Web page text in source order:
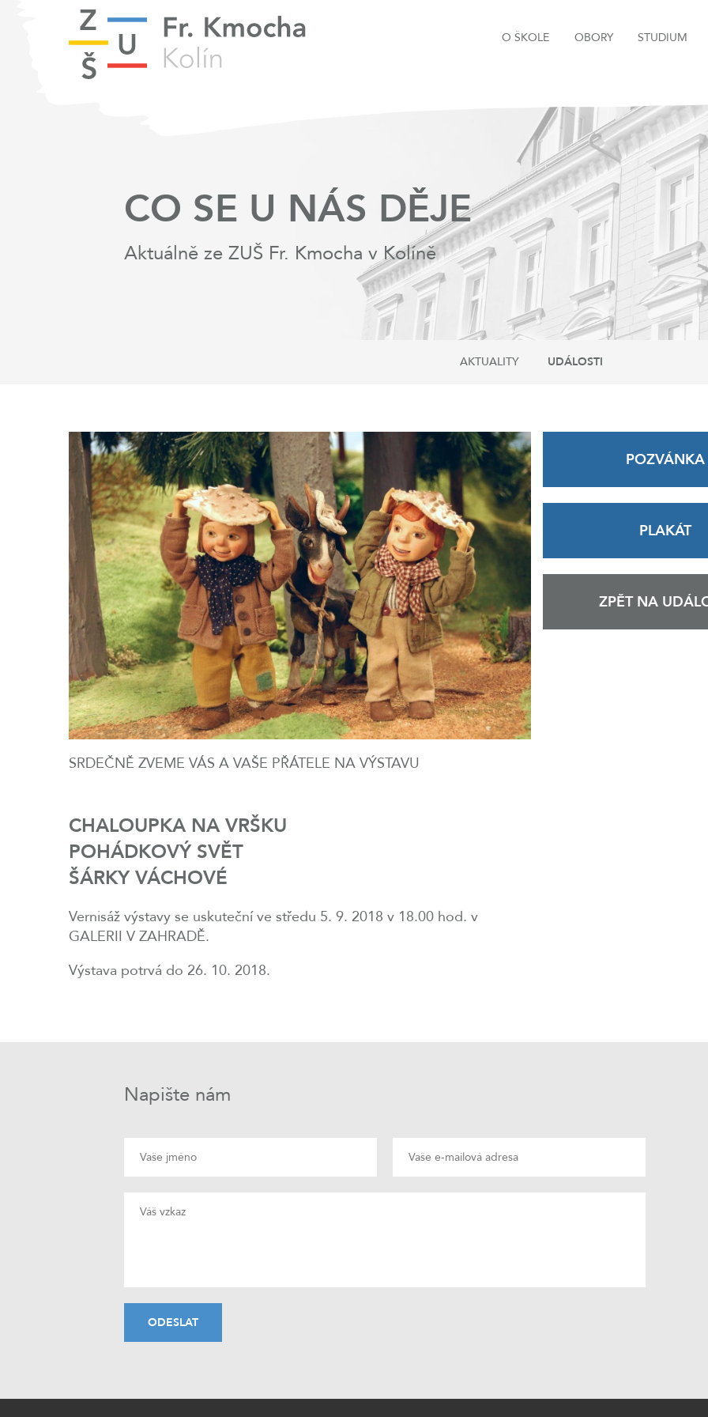
O ŠKOLE OBORY STUDIUM
CO SE U NÁS DĚJE
Aktuálně ze ZUŠ Fr. Kmocha v Kolíně
AKTUALITY UDÁLOSTI
SRDEČNĚ ZVEME VÁS A VAŠE PŘÁTELE NA VÝSTAVU
CHALOUPKA NA VRŠKU
POHÁDKOVÝ SVĚT
ŠÁRKY VÁCHOVÉ
Vernisáž výstavy se uskuteční ve středu 5. 9. 2018 v 18.00 hod. v
GALERII V ZAHRADĚ.
Výstava potrvá do 26. 10. 2018.
POZVÁNKA
PLAKÁT
ZPĚT NA
Napište nám